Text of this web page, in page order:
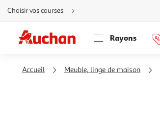
Aller
directement
au
Aller
directement
à
Aller
directement
Choisir vos courses
Rayons
Accueil Meuble, linge de maison